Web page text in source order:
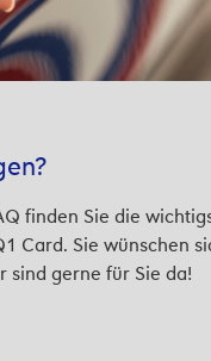
finden Sie die
Card. Sie wünschen
sind gerne für Sie da!